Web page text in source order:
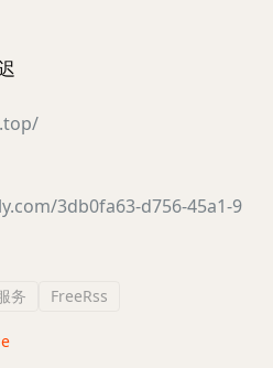
3db0fa63-d756-45a1-9
务 FreeRss